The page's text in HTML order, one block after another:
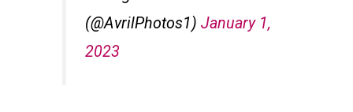
(@AvrilPhotos1)January 1,
2023